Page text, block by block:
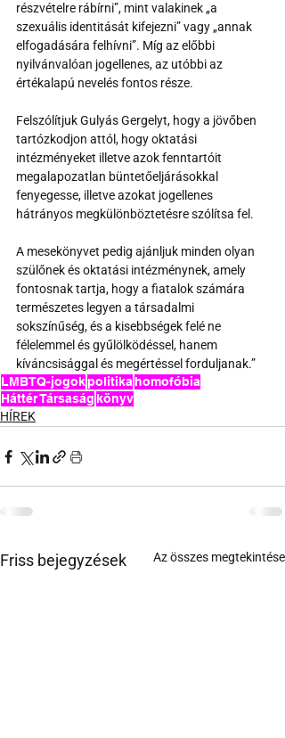
részvételre rábírni”, mint valakinek „a
szexuális identitását kifejezni” vagy „annak
elfogadására felhívni”. Míg az előbbi
nyilvánvalóan jogellenes, az utóbbi az
értékalapú nevelés fontos része.
Felszólítjuk Gulyás Gergelyt, hogy a jövőben
tartózkodjon attól, hogy oktatási
intézményeket illetve azok fenntartóit
megalapozatlan büntetőeljárásokkal
fenyegesse, illetve azokat jogellenes
hátrányos megkülönböztetésre szólítsa fel.
A mesekönyvet pedig ajánljuk minden olyan
szülőnek és oktatási intézménynek, amely
fontosnak tartja, hogy a fiatalok számára
természetes legyen a társadalmi
sokszínűség, és a kisebbségek felé ne
félelemmel és gyűlölködéssel, hanem
kíváncsisággal és megértéssel forduljanak.”
LMBTQ-jogokpolitikahomofóbia
Háttér Társaság könyv
HÍREK
Friss bejegyzések Az összes megtekintése